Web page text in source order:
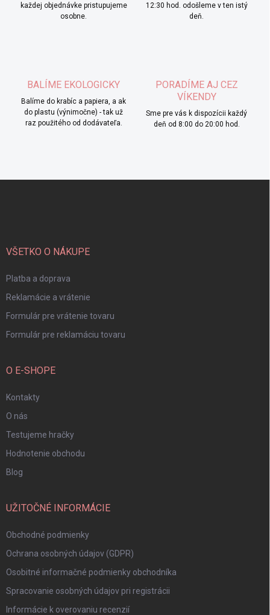
každej objednávke pristupujeme
osobne.
12:30 hod. odošleme v ten istý
deň.
BALÍME EKOLOGICKY
Balíme do krabíc a papiera, a ak
do plastu (výnimočne) - tak už
raz použitého od dodávateľa.
PORADÍME AJ CEZ
VÍKENDY
Sme pre vás k dispozícii každý
deň od 8:00 do 20:00 hod.
VŠETKO O NÁKUPE
Platba a doprava
Reklamácie a vrátenie
Formulár pre vrátenie tovaru
Formulár pre reklamáciu tovaru
O E-SHOPE
Kontakty
O nás
Testujeme hračky
Hodnotenie obchodu
Blog
UŽITOČNÉ INFORMÁCIE
Obchodné podmienky
Ochrana osobných údajov (GDPR)
Osobitné informačné podmienky obchodníka
Spracovanie osobných údajov pri registrácii
Informácie k overovaniu recenzií